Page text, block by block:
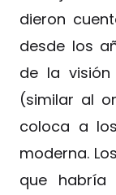
dieron
desde los
de la visión
(similar al
coloca a
moderna.
que habría